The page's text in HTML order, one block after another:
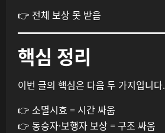
👉 전체 보상 못 받음
핵심 정리
이번 글의 핵심은 다음 두 가지입니다.
👉 소멸시효 = 시간 싸움
👉 동승자·보행자 보상 = 구조 싸움